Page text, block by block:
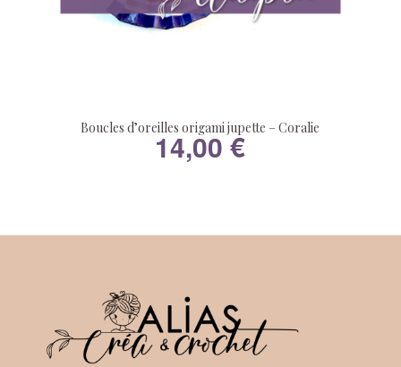
Boucles d’oreilles origami jupette – Coralie
14,00€